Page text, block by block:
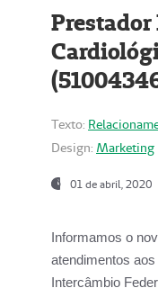
Prestador
Texto:
Design: Marketing
01 de abril, 2020
Informamos o
atendimentos
Intercâmbio